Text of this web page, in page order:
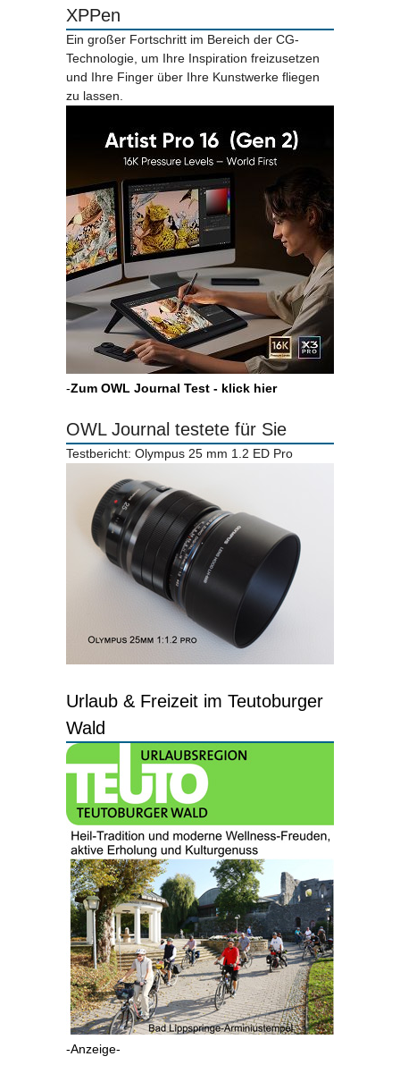
XPPen
Ein großer Fortschritt im Bereich der CG-
Technologie, um Ihre Inspiration freizusetzen
und Ihre Finger über Ihre Kunstwerke fliegen
zu lassen.
-Zum OWL Journal Test - klick hier
OWL Journal testete für Sie
Testbericht: Olympus 25 mm 1.2 ED Pro
Urlaub & Freizeit im Teutoburger
Wald
-Anzeige-